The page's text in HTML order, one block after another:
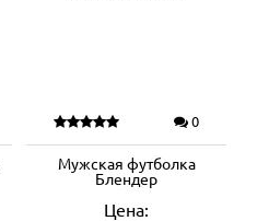
0
Мужская футболка
Блендер
Цена: